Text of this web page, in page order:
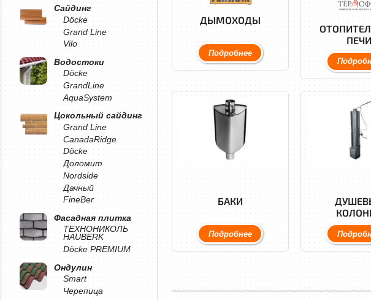
Сайдинг
Döcke
Grand Line
Vilo
Водостоки
Döcke
GrandLine
AquaSystem
Цокольный сайдинг
Grand Line
CanadaRidge
Döcke
Доломит
Nordside
Дачный
FineBer
Фасадная плитка
ТЕХНОНИКОЛЬ
HAUBERK
Döcke PREMIUM
Ондулин
Smart
Черепица
ДЫМОХОДЫ
Подробнее
ПЕЧИ
БАКИ
Подробнее